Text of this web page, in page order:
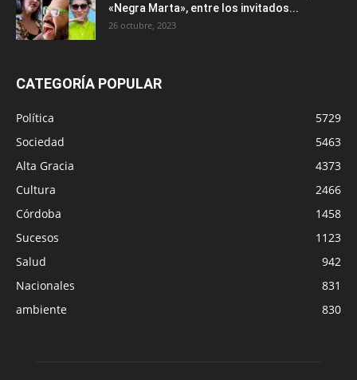
«Negra Marta», entre los invitados...
26 octubre, 2023
CATEGORÍA POPULAR
Política
5729
Sociedad
5463
Alta Gracia
4373
Cultura
2466
Córdoba
1458
Sucesos
1123
Salud
942
Nacionales
831
ambiente
830